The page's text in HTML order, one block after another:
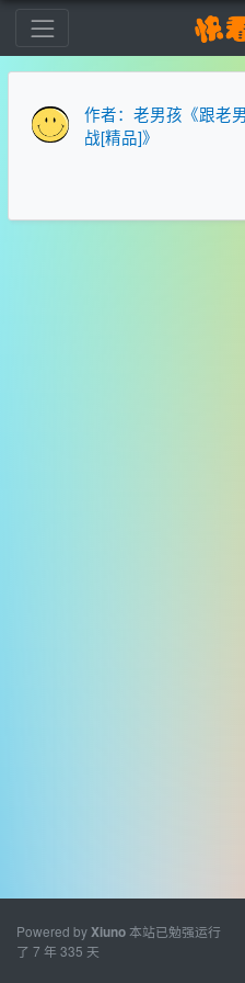
作者：老男孩《跟老
战[精品]》
Powered byXiuno本站已勉强运行
了 7 年 335 天